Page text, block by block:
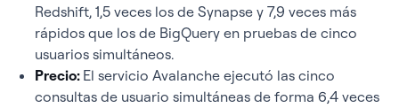
Redshift, 1,5 veces los de Synapse y 7,9 veces más
rápidos que los de BigQuery en pruebas de cinco
usuarios simultáneos.
Precio: El servicio Avalanche ejecutó las cinco
consultas de usuario simultáneas de forma 6,4 veces